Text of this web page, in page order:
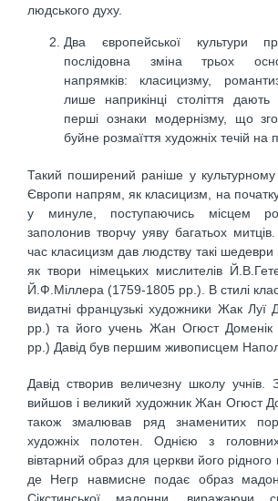
людського духу.
Два європейської культури
послідовна зміна трьох
напрямків: класицизму,
лише наприкінці століття
перші ознаки модернізму, що
буйне розмаїття художніх течій на
Такий поширений раніше у культурному
Європи напрям, як класицизм, на початку
у минуле, поступаючись місцем
заполонив творчу уяву багатьох
час класицизм дав людству такі шедеври
як твори німецьких мислителів
Й.Ф.Міллера (1759-1805 рр.). В стилі
видатні французькі художники Жак Луї
рр.) та його учень Жан Огюст Доменік
рр.) Давід був першим живописцем
Давід створив величезну школу учнів.
вийшов і великий художник Жан Огюст
також змалював ряд знаменитих
художніх полотен. Однією з
вівтарний образ для церкви його рідного
де Негр навмисне подає образ